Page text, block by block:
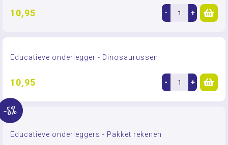
10,95 - +
Educatieve onderlegger - Dinosaurussen
10,95 - +
-5%
Educatieve onderleggers - Pakket rekenen